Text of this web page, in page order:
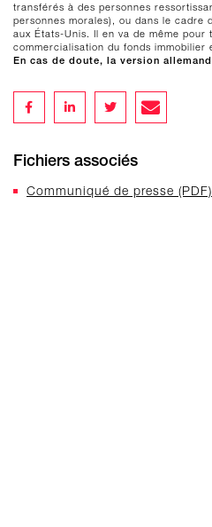
transférés à des personnes
personnes morales), ou dans le cadre
aux États-Unis. Il en va de même pour
commercialisation du fonds immobilier
En cas de doute, la version
Fichiers associés
Communiqué de presse (PDF)